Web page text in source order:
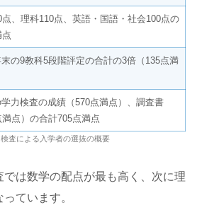
点、理科110点、英語・国語・社会100点の
点
の9教科5段階評定の合計の3倍（135点満
力検査の成績（570点満点）、調査書
満点）の合計705点満点
による入学者の選抜の概要
は数学の配点が最も高く、次に理
ています。